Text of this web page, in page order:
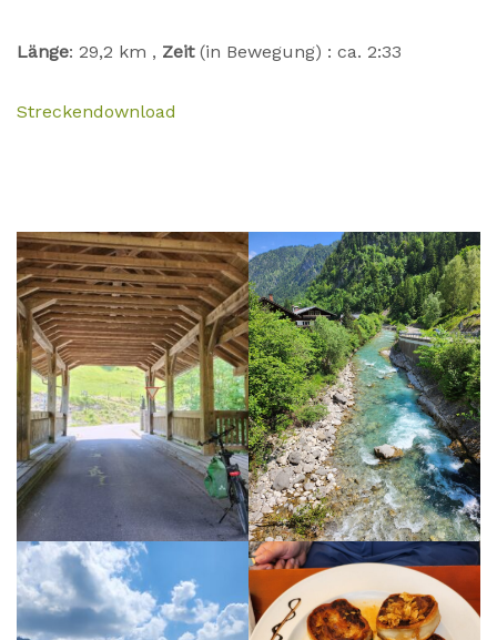
Länge: 29,2 km , Zeit(in Bewegung) : ca. 2:33
Streckendownload